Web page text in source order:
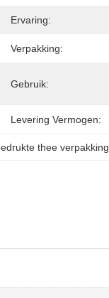
Ervaring:
Verpakking:
Gebruik:
Levering Vermogen:
thee verpakking